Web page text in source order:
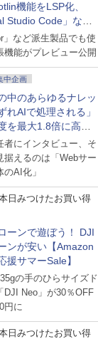
機能をLSP化、
Studio Code」など
」など派生製品でも使
機能がプレビュー公開
中企画
中のあらゆるナレッ
れAIで処理される」
を最大1.8倍に高め
AI RAG」は無償の
「1社1RAG」を目
者にインタビュー、そ
据えるのは「Webサー
のAI化」
日みつけたお買い得
ーンで遊ぼう！ DJI
ンが安い【Amazon
援サマーSale】
の手のひらサイズド
DJI Neo」が30％OFF
円に
日みつけたお買い得